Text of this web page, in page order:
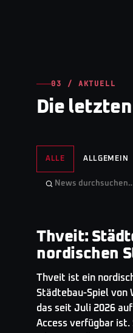
03 / AKTUELL
Die letzten
ALLE ALLGEMEIN
GAMINGNEWS·
Thveit:
nordischen
Thveit ist ein
Städtebau-Spiel von
das seit Juli 2026
Access verfügbar